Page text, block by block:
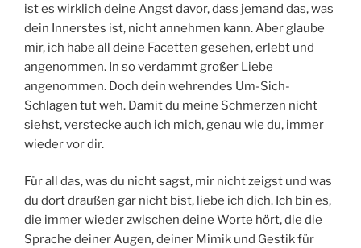
ist es wirklich deine Angst davor, dass jemand das, was
dein Innerstes ist, nicht annehmen kann. Aber glaube
mir, ich habe all deine Facetten gesehen, erlebt und
angenommen. In so verdammt großer Liebe
angenommen. Doch dein wehrendes Um-Sich-
Schlagen tut weh. Damit du meine Schmerzen nicht
siehst, verstecke auch ich mich, genau wie du, immer
wieder vor dir.
Für all das, was du nicht sagst, mir nicht zeigst und was
du dort draußen gar nicht bist, liebe ich dich. Ich bin es,
die immer wieder zwischen deine Worte hört, die die
Sprache deiner Augen, deiner Mimik und Gestik für